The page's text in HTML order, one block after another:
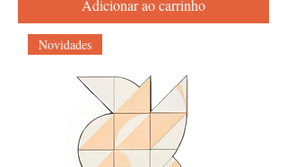
Adicionar ao carrinho
Novidades